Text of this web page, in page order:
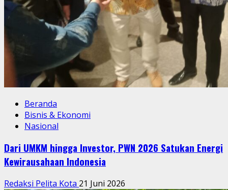
Beranda
Bisnis & Ekonomi
Nasional
Dari UMKM hingga Investor, PWN 2026 Satukan Energi
Kewirausahaan Indonesia
Redaksi Pelita Kota 21 Juni 2026